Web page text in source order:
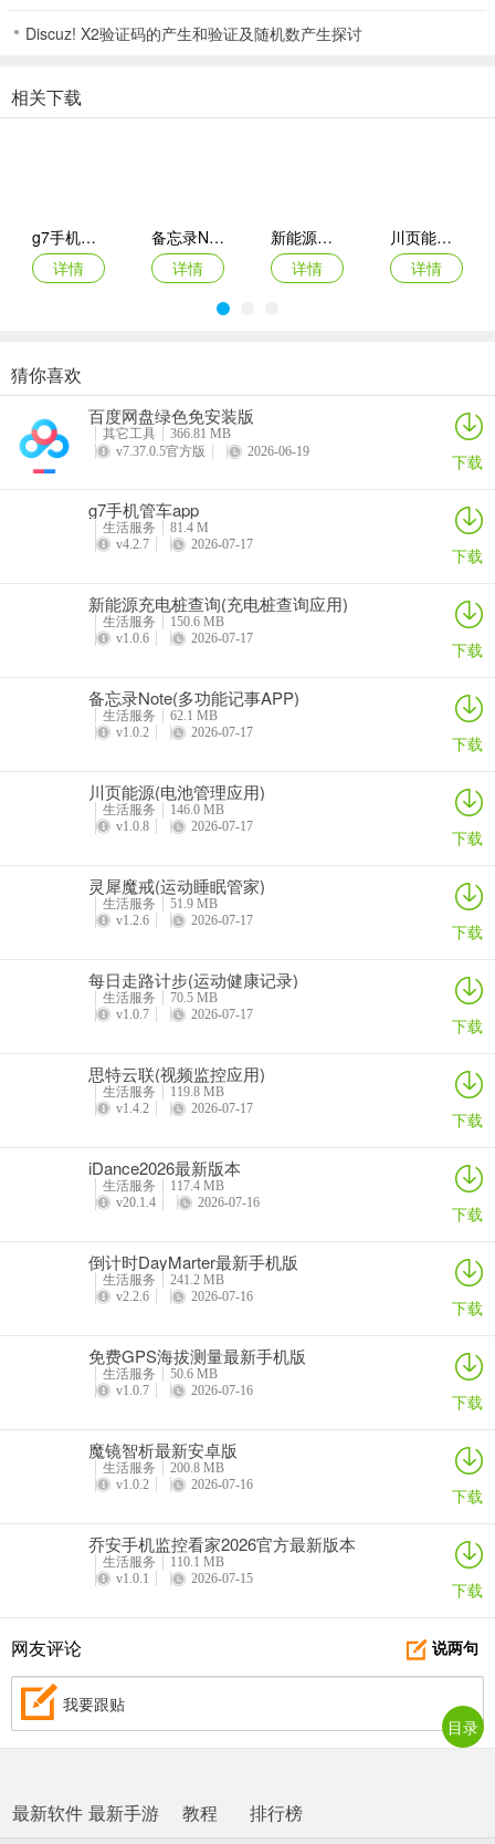
知。
5. 数据导出方便：支持导出测量数据与音频文件，适用于工作环境评
估、睡眠质量监测等多种场景。
答：适用于工作环境评估、睡眠质量监测、装修验收等多种场景。
情回放、多维度统计分析、折线趋势时段分布、噪音评级，以及环境
持续监测、睡眠模式、场景对比等专项工具。
问：如何知道环境噪音是否超标？
答：预设预警阈值并开启消息提醒，超标会即刻感知。
问：测量数据和音频文件能导出吗？
Discuz! X2验证码的产生和验证及随机数产生探讨
相关下载
g7手机管车app
详情
备忘录Note(多功能记事APP)
详情
新能源充电桩查询(充电桩查询应用)
详情
川页能源(电池管理应用)
详情
每日走路计步(运动健康记录)
详情
灵犀魔戒(运动睡眠管家)
详情
思特云联(视频监控应用)
倒计时DayMarter最新手机版
猜你喜欢
百度网盘绿色免安装版
其它工具
366.81 MB
v7.37.0.5官方版
2026-06-19 下载
g7手机管车app
生活服务
81.4 M
v4.2.7
2026-07-17 下载
新能源充电桩查询(充电桩查询应用)
生活服务
150.6 MB
v1.0.6
2026-07-17 下载
备忘录Note(多功能记事APP)
生活服务
62.1 MB
v1.0.2
2026-07-17 下载
川页能源(电池管理应用)
生活服务
146.0 MB
v1.0.8
2026-07-17 下载
灵犀魔戒(运动睡眠管家)
生活服务
51.9 MB
v1.2.6
2026-07-17 下载
每日走路计步(运动健康记录)
生活服务
70.5 MB
v1.0.7
2026-07-17 下载
思特云联(视频监控应用)
生活服务
119.8 MB
v1.4.2
2026-07-17 下载
iDance2026最新版本
生活服务
117.4 MB
v20.1.4
2026-07-16 下载
倒计时DayMarter最新手机版
生活服务
241.2 MB
v2.2.6
2026-07-16 下载
免费GPS海拔测量最新手机版
生活服务
50.6 MB
v1.0.7
2026-07-16 下载
魔镜智析最新安卓版
生活服务
200.8 MB
v1.0.2
2026-07-16 下载
乔安手机监控看家2026官方最新版本
生活服务
110.1 MB
v1.0.1
2026-07-15 下载
说两句
网友评论
我要跟贴
最新软件 最新手游 教程 排行榜
目录